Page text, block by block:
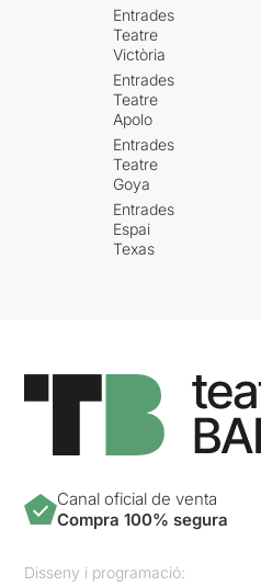
Entrades
Teatre
Victòria
Entrades
Teatre
Apolo
Entrades
Teatre
Goya
Entrades
Espai
Texas
Canal oficial de venta
Compra 100% segura
Disseny i programació: